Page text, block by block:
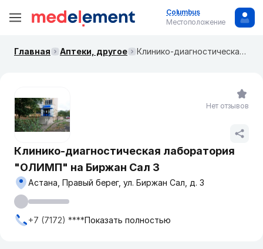
Columbus
Местоположение
Главная Аптеки, другое Клинико-диагностическая лаборатория "ОЛИМП" на Биржан Сал 3
Клинико-диагностическая лаборатория
"ОЛИМП" на Биржан Сал 3
Астана, Правый берег, ул. Биржан Сал, д. 3
+7 (7172) ****Показать полностью
Нет отзывов